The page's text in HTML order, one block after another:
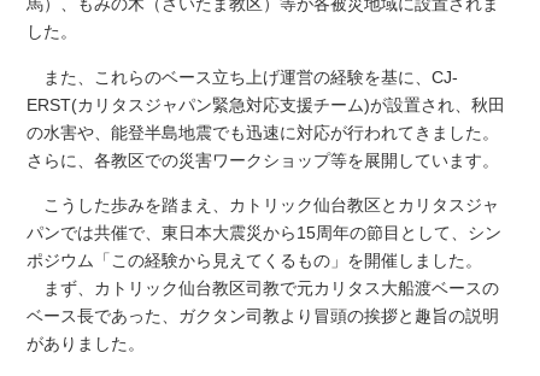
馬）、もみの木（さいたま教区）等が各被災地域に設置されま
した。
また、これらのベース立ち上げ運営の経験を基に、CJ-
ERST(カリタスジャパン緊急対応支援チーム)が設置され、秋田
の水害や、能登半島地震でも迅速に対応が行われてきました。
さらに、各教区での災害ワークショップ等を展開しています。
こうした歩みを踏まえ、カトリック仙台教区とカリタスジャ
パンでは共催で、東日本大震災から15周年の節目として、シン
ポジウム「この経験から見えてくるもの」を開催しました。
まず、カトリック仙台教区司教で元カリタス大船渡ベースの
ベース長であった、ガクタン司教より冒頭の挨拶と趣旨の説明
がありました。